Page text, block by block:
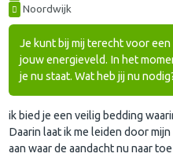
Noordwijk
Je kunt bij mij terecht voor een
jouw energieveld. In het
je nu staat. Wat heb jij nu
ik bied je een veilig bedding
Daarin laat ik me leiden door
aan waar de aandacht nu naar